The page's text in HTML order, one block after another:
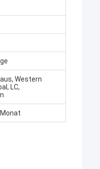
Western
LC,